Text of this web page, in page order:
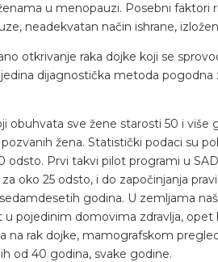
u menopauzi. Posebni faktori
neadekvatan način ishrane,
otkrivanje raka dojke koji se
dijagnostička metoda
obuhvata sve žene starosti 50 i
žena. Statistički podaci su
odsto. Prvi takvi pilot programi u
oko 25 odsto, i do započinjanja
godina. U zemljama
pojedinim domovima zdravlja,
rak dojke, mamografskom
od 40 godina, svake godine.